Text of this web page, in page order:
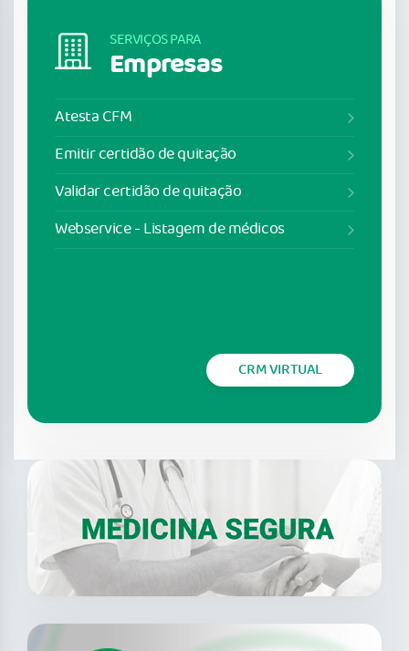
SERVIÇOS PARA
Empresas
Atesta CFM
Emitir certidão de quitação
Validar certidão de quitação
Webservice - Listagem de médicos
CRM VIRTUAL